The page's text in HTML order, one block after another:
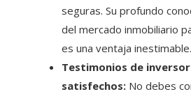
seguras. Su profundo
del mercado inmobiliario
es una ventaja inestimable.
Testimonios de
satisfechos: No debes